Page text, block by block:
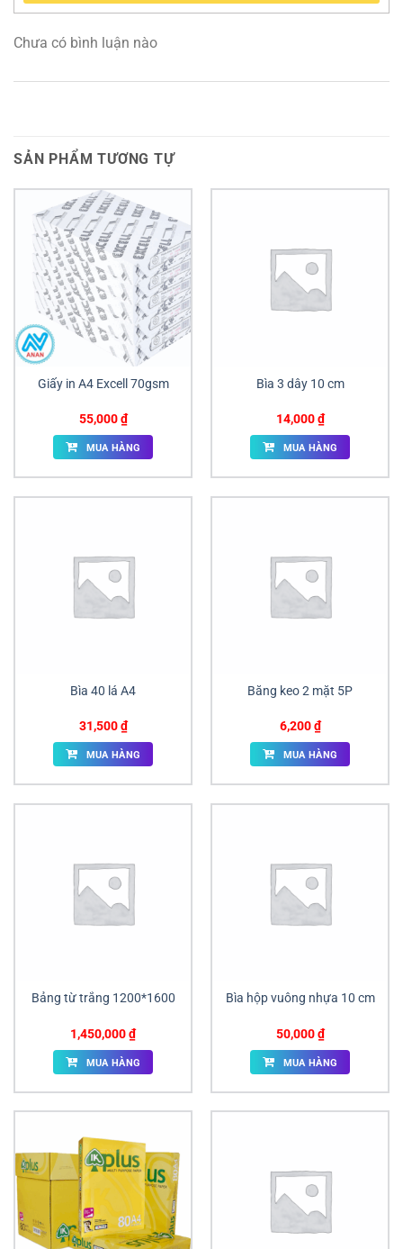
Chưa có bình luận nào
SẢN PHẨM TƯƠNG TỰ
Giấy in A4 Excell 70gsm
55,000₫
MUA HÀNG
Bìa 3 dây 10 cm
14,000₫
MUA HÀNG
Bìa 40 lá A4
31,500₫
MUA HÀNG
Băng keo 2 mặt 5P
6,200₫
MUA HÀNG
Bảng từ trắng 1200*1600
1,450,000₫
MUA HÀNG
Bìa hộp vuông nhựa 10 cm
50,000₫
MUA HÀNG